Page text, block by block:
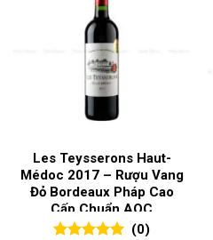
Les Teysserons Haut-
Médoc 2017 – Rượu Vang
Đỏ Bordeaux Pháp Cao
Cấp Chuẩn AOC
(0)